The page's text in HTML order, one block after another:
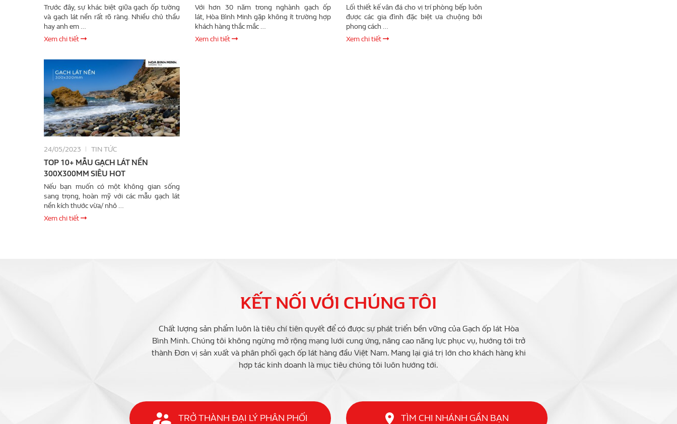
KHÔNG PHẢI AI TRONG NGHỀ CŨNG
BIẾT !!
Trước đây, sự khác biệt giữa gạch ốp tường
và gạch lát nền rất rõ ràng. Nhiều chủ thầu
hay anh em …
Xem chi tiết
Với hơn 30 năm trong nghành gạch ốp
lát, Hòa Bình Minh gặp không ít trường hợp
khách hàng thắc mắc …
Xem chi tiết
Lối thiết kế vân đá cho vị trí phòng bếp luôn
được các gia đình đặc biệt ưa chuộng bởi
phong cách …
Xem chi tiết
24/05/2023 TIN TỨC
TOP 10+ MẪU GẠCH LÁT NỀN
300X300MM SIÊU HOT
Nếu bạn muốn có một không gian sống
sang trọng, hoàn mỹ với các mẫu gạch lát
nền kích thước vừa/ nhỏ …
Xem chi tiết
KẾT NỐI VỚI CHÚNG TÔI
Chất lượng sản phẩm luôn là tiêu chí tiên quyết để có được sự phát triển bền vững của Gạch ốp lát Hòa
Bình Minh. Chúng tôi không ngừng mở rộng mạng lưới cung ứng, nâng cao năng lực phục vụ, hướng tới trở
thành Đơn vị sản xuất và phân phối gạch ốp lát hàng đầu Việt Nam. Mang lại giá trị lớn cho khách hàng khi
hợp tác kinh doanh là mục tiêu chúng tôi luôn hướng tới.
TRỞ THÀNH ĐẠI LÝ PHÂN PHỐI TÌM CHI NHÁNH GẦN BẠN